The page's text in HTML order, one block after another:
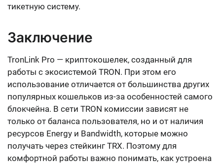
тикетную систему.
Заключение
TronLink Pro — криптокошелек, созданный для
работы с экосистемой TRON. При этом его
использование отличается от большинства других
популярных кошельков из-за особенностей самого
блокчейна. В сети TRON комиссии зависят не
только от баланса пользователя, но и от наличия
ресурсов Energy и Bandwidth, которые можно
получать через стейкинг TRX. Поэтому для
комфортной работы важно понимать, как устроена